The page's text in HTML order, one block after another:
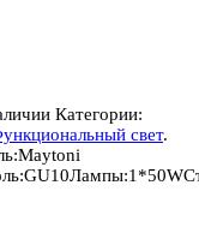
Категории:
свет.
Maytoni
GU10Лампы:1*50W